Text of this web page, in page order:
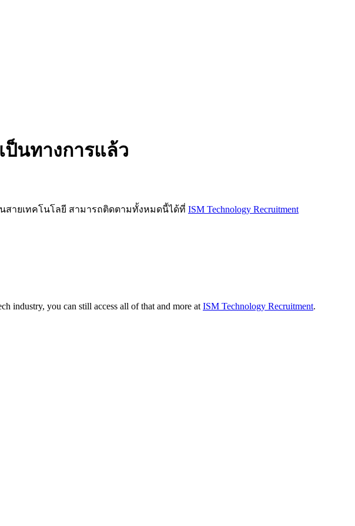
ป็นทางการแล้ว
สายเทคโนโลยี สามารถติดตามทั้งหมดนี้ได้ที่ ISM Technology Recruitment
industry, you can still access all of that and more at ISM Technology Recruitment.